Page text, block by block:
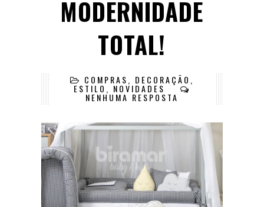
MODERNIDADE
TOTAL!
COMPRAS DECORAÇÃO
ESTILO NOVIDADES
NENHUMA RESPOSTA